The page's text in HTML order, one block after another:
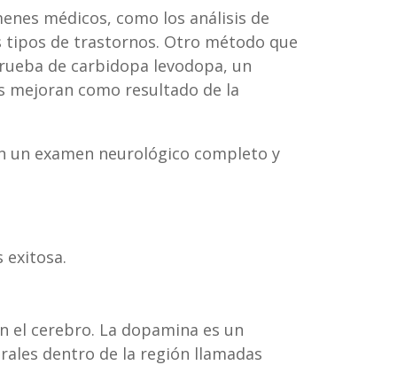
médicos, como los análisis de
tipos de trastornos. Otro método que
de carbidopa levodopa, un
mejoran como resultado de la
un examen neurológico completo y
exitosa.
el cerebro. La dopamina es un
dentro de la región llamadas